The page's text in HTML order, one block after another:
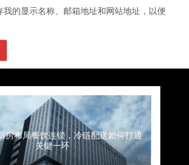
我的显示名称、邮箱地址和网站地址，以便
锁加速，冷链配送如何破解冻品食材
流通难题？
房布局餐饮连锁，冷链配送如何打通
关键一环
餐饮企业如何选择冷链公司？
流如何护航餐饮连锁？冻品食材流通
全解析
配一体化的核心价值与落地实践解析
送三要素：控温、时效、低成本如何
兼得？
局解冻食材运输密码，餐饮连锁如何
稳控品质？